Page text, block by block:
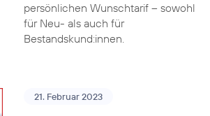
persönlichen Wunschtarif – sowohl
für Neu- als auch für
Bestandskund:innen.
21. Februar 2023